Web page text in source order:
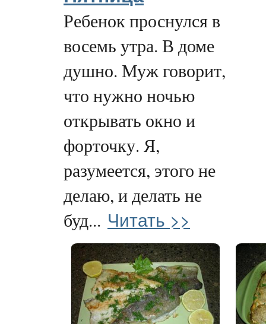
Ребенок проснулся в
восемь утра. В доме
душно. Муж говорит,
что нужно ночью
открывать окно и
форточку. Я,
разумеется, этого не
делаю, и делать не
буд... Читать >>